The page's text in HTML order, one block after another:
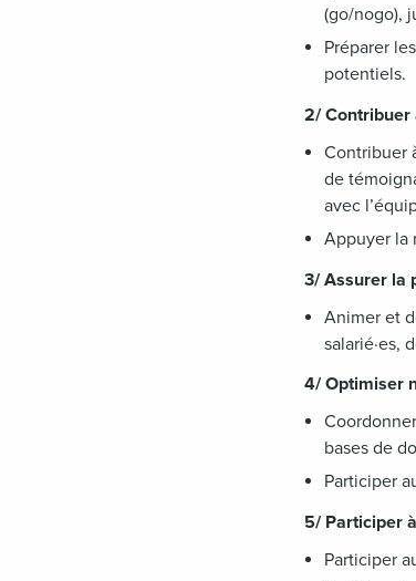
(go/nogo),
Préparer
potentiels.
2/ Contribuer
Contribuer
de
avec
Appuyer la
3/ Assurer la
Animer et
salarié·es,
4/ Optimiser
bases de
Participer
5/ Participer
Participer